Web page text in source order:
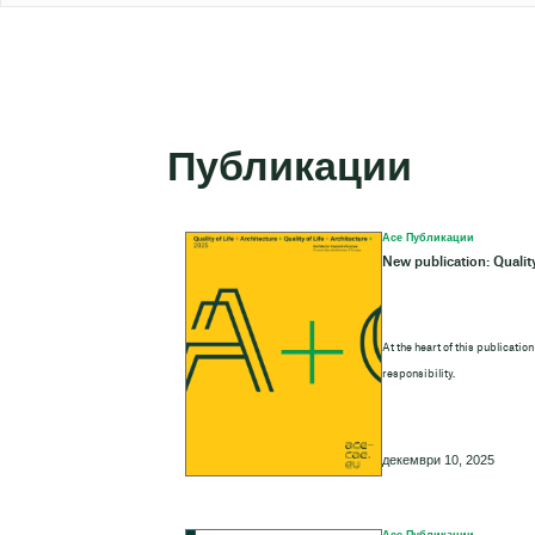
Публикации
Ace Публикации
New publication:
At the heart of this
responsibility.
декември 10, 2025